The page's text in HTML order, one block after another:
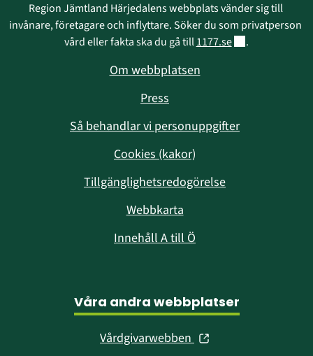
Region Jämtland Härjedalens webbplats vänder sig till
invånare, företagare och inflyttare. Söker du som privatperson
vård eller fakta ska du gå till 1177.seLänk till annan
.
Om webbplatsen
Press
Så behandlar vi personuppgifter
Cookies (kakor)
Tillgänglighetsredogörelse
Webbkarta
Innehåll A till Ö
Våra andra webbplatser
Vårdgivarwebben (öppnas